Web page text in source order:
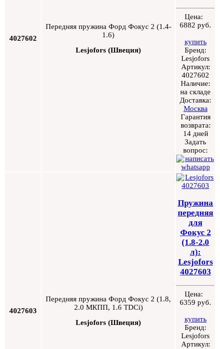
4027602
Передняя пружина Форд Фокус 2 (1.4-
1.6)
Lesjofors (Швеция)
Цена:
6882 руб.
купить
Бренд:
Lesjofors
Артикул:
4027602
Наличие:
на складе
Доставка:
Москва
Гарантия
возврата:
14 дней
Задать
вопрос:
4027603
Передняя пружина Форд Фокус 2 (1.8,
2.0 МКПП, 1.6 TDCi)
Lesjofors (Швеция)
Пружина
передняя
для
Фокус 2
(1.8-2.0
л):
Lesjofors
4027603
Цена:
6359 руб.
купить
Бренд:
Lesjofors
Артикул: